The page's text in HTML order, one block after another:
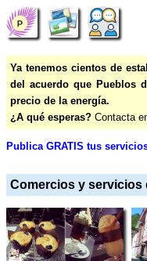
Ya tenemos cientos de
del acuerdo que Pueblos
precio de la energía.
¿A qué esperas? Contacta
Publica GRATIS tus
Comercios y servicios